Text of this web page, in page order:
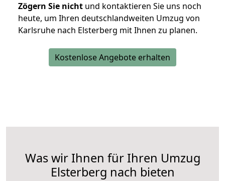
Zögern Sie nicht und kontaktieren Sie uns noch
heute, um Ihren deutschlandweiten Umzug von
Karlsruhe nach Elsterberg mit Ihnen zu planen.
Kostenlose Angebote erhalten
Was wir Ihnen für Ihren Umzug
Elsterberg nach bieten